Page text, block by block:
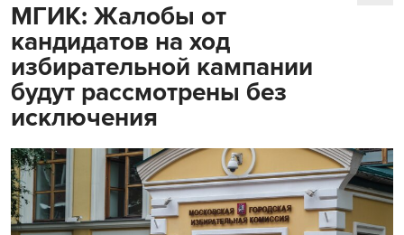
МГИК: Жалобы от
кандидатов на ход
избирательной кампании
будут рассмотрены без
исключения